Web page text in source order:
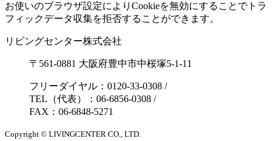
お使いのブラウザ設定によりCookieを無効にすることでトラ
フィックデータ収集を拒否することができます。
リビングセンター株式会社
〒561-0881 大阪府豊中市中桜塚5-1-11
フリーダイヤル：0120-33-0308 /
TEL（代表）：06-6856-0308 /
FAX：06-6848-5271
Copyright © LIVINGCENTER CO., LTD.